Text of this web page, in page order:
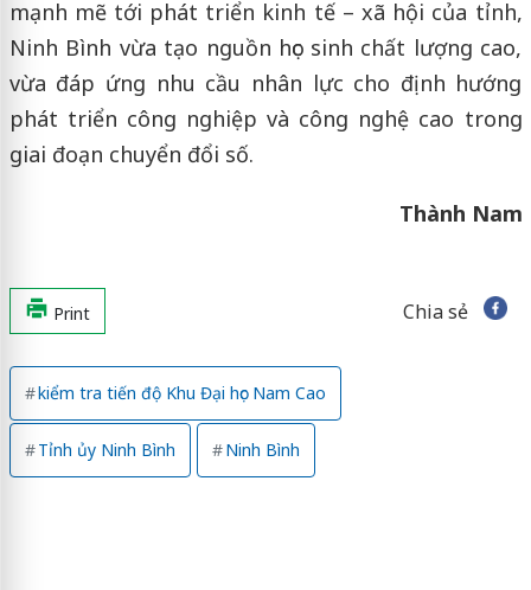
mạnh mẽ tới phát triển kinh tế – xã hội của tỉnh,
Ninh Bình vừa tạo nguồn học sinh chất lượng cao,
vừa đáp ứng nhu cầu nhân lực cho định hướng
phát triển công nghiệp và công nghệ cao trong
giai đoạn chuyển đổi số.
Thành Nam
Print Chia sẻ
kiểm tra tiến độ Khu Đại học Nam Cao
Tỉnh ủy Ninh Bình Ninh Bình